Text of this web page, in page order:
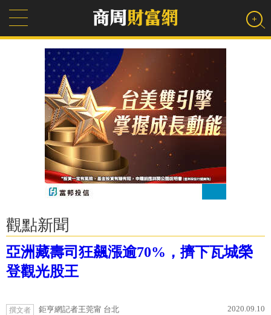
觀點新聞
亞洲藏壽司狂飆漲逾70%，擠下瓦城榮
登觀光股王
撰文者 鉅亨網記者王莞甯 台北 2020.09.10